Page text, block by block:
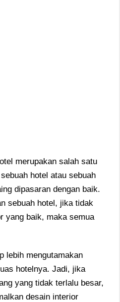
merupakan salah satu
hotel atau sebuah
dipasaran dengan baik.
sebuah hotel, jika tidak
yang baik, maka semua
lebih mengutamakan
hotelnya. Jadi, jika
yang tidak terlalu besar,
desain interior